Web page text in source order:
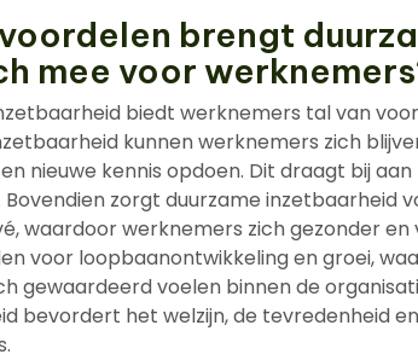
brengt
mee voor
biedt werknemers tal van
kunnen werknemers zich
nieuwe kennis opdoen. Dit draagt bij
zorgt duurzame inzetbaarheid
waardoor werknemers zich gezonder
voor loopbaanontwikkeling en groei,
gewaardeerd voelen binnen de
bevordert het welzijn, de tevredenheid